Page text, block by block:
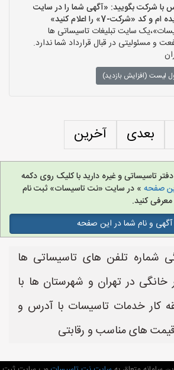
با شرکت بگویید: «آگهی شما را در سایت
«شرکت-7» را اعلام کنید»
سایت تبلیغات تاسیساتی ها
و مسئولیتی در قبال قرارداد شما ندارد.
لیست (افزایش بازدید)
بعدی آخرین
تاسیساتی و غیره دارید با کلیک روی دکمه
صفحه » در سایت «نت تاسیسات» ثبت نام
کنید.
و نام شما در این صفحه
شماره تلفن های تاسیساتی ها
در تهران و شهرستان ها با
کار خدمات تاسیسات با آدرس و
های مناسب و رقابتی